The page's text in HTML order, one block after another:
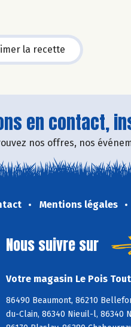
la recette
en contact,
nos offres, nos
Mentions légales
Nous suivre sur
Votre magasin Le Pois
86490 Beaumont, 86210
du-Clain, 86340 Nieuil-l, 86340